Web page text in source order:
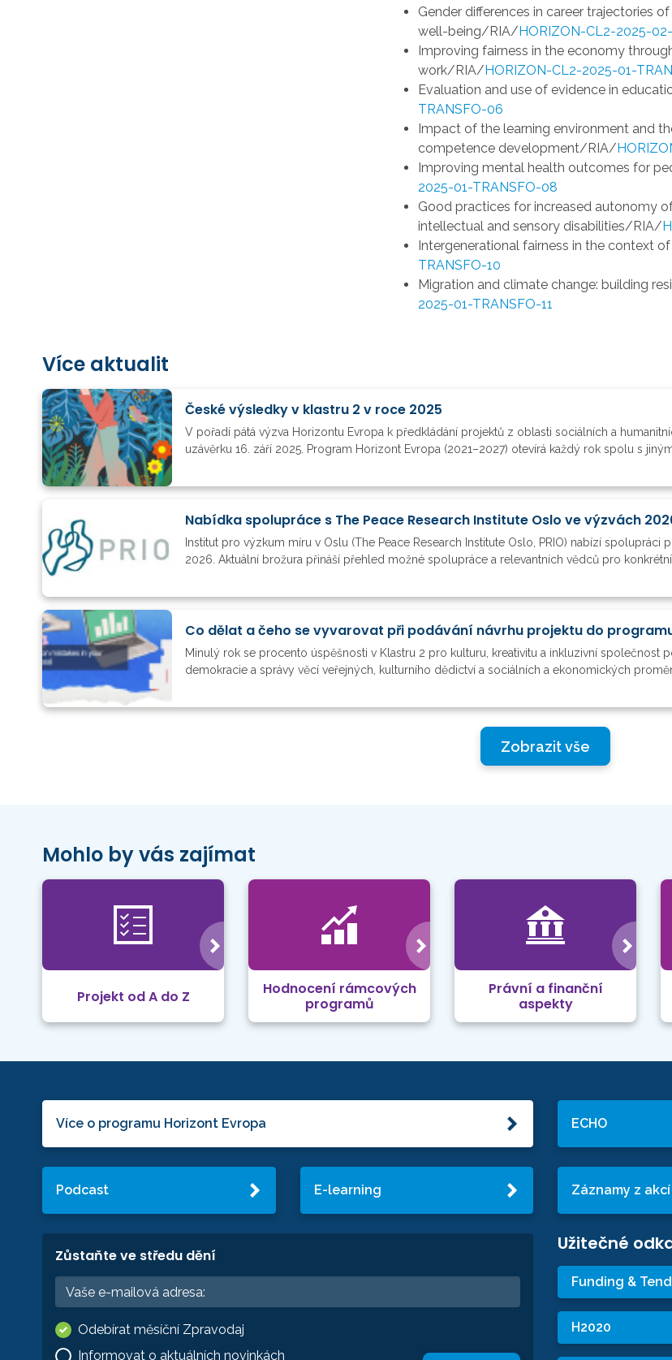
Gender differences in career trajectories
well-being/RIA/ HORIZON-CL2-2025-
Improving fairness in the economy
work/RIA/ HORIZON-CL2-2025-01-
Evaluation and use of evidence in
TRANSFO-06
Impact of the learning environment and
competence development/RIA/
Improving mental health outcomes for
2025-01-TRANSFO-08
Good practices for increased autonomy
intellectual and sensory disabilities/RIA/
Intergenerational fairness in the context
TRANSFO-10
Migration and climate change: building
2025-01-TRANSFO-11
Více aktualit
České výsledky v klastru 2 v roce 2025
V pořadí pátá výzva Horizontu Evropa k předkládání projektů z oblasti sociálních a
uzávěrku 16. září 2025. Program Horizont Evropa (2021–2027) otevírá každý rok spolu s
Nabídka spolupráce s The Peace Research Institute Oslo ve výzvách
Institut pro výzkum míru v Oslu (The Peace Research Institute Oslo, PRIO) nabízí
2026. Aktuální brožura přináší přehled možné spolupráce a relevantních vědců pro
Co dělat a čeho se vyvarovat při podávání návrhu projektu do
Minulý rok se procento úspěšnosti v Klastru 2 pro kulturu, kreativitu a inkluzivní společnost
demokracie a správy věcí veřejných, kulturního dědictví a sociálních a ekonomických
Zobrazit vše
Mohlo by vás zajímat
Projekt od A do Z
Hodnocení rámcových
programů
Právní a finanční
aspekty
Více o programu Horizont Evropa
Podcast E-learning
Zůstaňte ve středu dění
Odebírat měsíční Zpravodaj
Informovat o aktuálních novinkách
ECHO
Záznamy z akcí
Užitečné
Funding &
H2020